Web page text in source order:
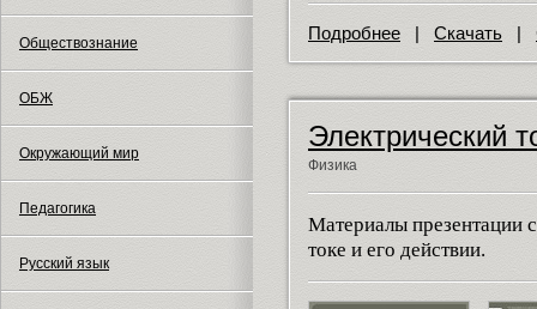
Обществознание
ОБЖ
Окружающий мир
Педагогика
Русский язык
Подробнее | Скачать |
Электрический
Физика
Материалы презентации
токе и его действии.